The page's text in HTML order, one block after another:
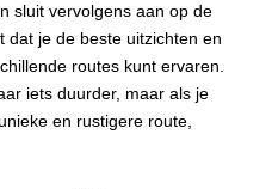
sluit vervolgens aan op de
dat je de beste uitzichten en
routes kunt ervaren.
iets duurder, maar als je
en rustigere route,